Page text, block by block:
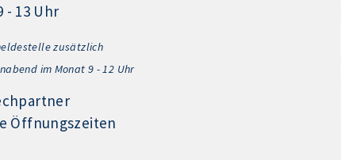
- 13 Uhr
zusätzlich
im Monat 9 - 12 Uhr
Öffnungszeiten